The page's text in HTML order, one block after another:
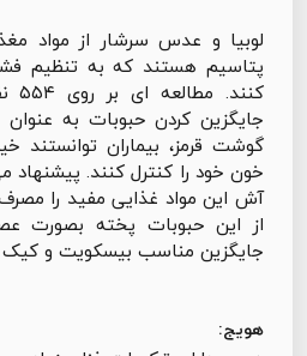
لوبیا و عدس سرشار از مواد
پتاسیم هستند که به تنظیم
جایگزین کردن حبوبات به
گوشت قرمز، بیماران
خون خود را کنترل کنند.
آش این مواد غذایی مفید را
از این حبوبات پخته بصورت
جایگزین مناسب بیسکویت و
هویج: